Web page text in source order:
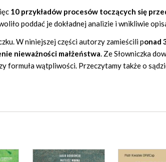
10 przykładów procesów toczących się
poddać je dokładnej analizie i wnikliwie
W niniejszej części autorzy zamieścili ponad
nieważności małżeństwa. Ze Słowniczka
formuła wątpliwości. Przeczytamy także o